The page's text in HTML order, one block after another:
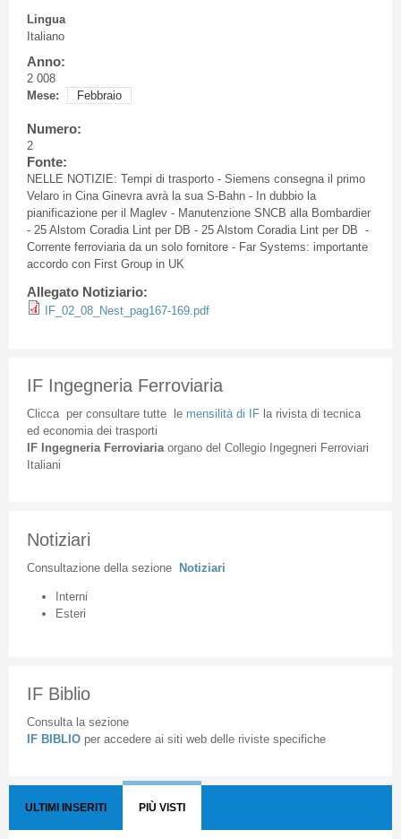
Lingua
Italiano
Anno:
2 008
Mese:
Febbraio
Numero:
2
Fonte:
NELLE NOTIZIE: Tempi di trasporto- Siemens consegna il primo
Velaroin Cina Ginevra avràla sua S-Bahn- In dubbiola
pianificazioneper il Maglev- Manutenzione SNCB allaBombardier
- 25 Alstom CoradiaLint per DB - 25 Alstom CoradiaLint per DB -
Corrente ferroviaria daun solo fornitore- Far Systems: importante
accordocon First Group in UK
Allegato Notiziario:
IF_02_08_Nest_pag167-169.pdf
IF Ingegneria Ferroviaria
Cliccaper consultare tuttele mensilità di IFla rivista di tecnica
ed economia dei trasporti
IF Ingegneria Ferroviaria organodel Collegio Ingegneri Ferroviari
Italiani
Notiziari
Consultazione della sezione Notiziari
Interni
Esteri
IF Biblio
Consulta la sezione
IF BIBLIO per accedere ai siti web delle riviste specifiche
ULTIMI INSERITI PIÙ VISTI